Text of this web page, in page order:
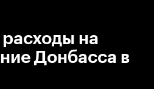
на
Донбасса в